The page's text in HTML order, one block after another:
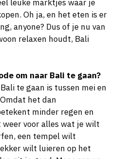
leuke marktjes waar je
Oh ja, en het eten is er
anyone? Dus of je nu van
relaxen houdt, Bali
om naar Bali te gaan?
te gaan is tussen mei en
het dan
minder regen en
voor alles wat je wilt
een tempel wilt
wilt luieren op het